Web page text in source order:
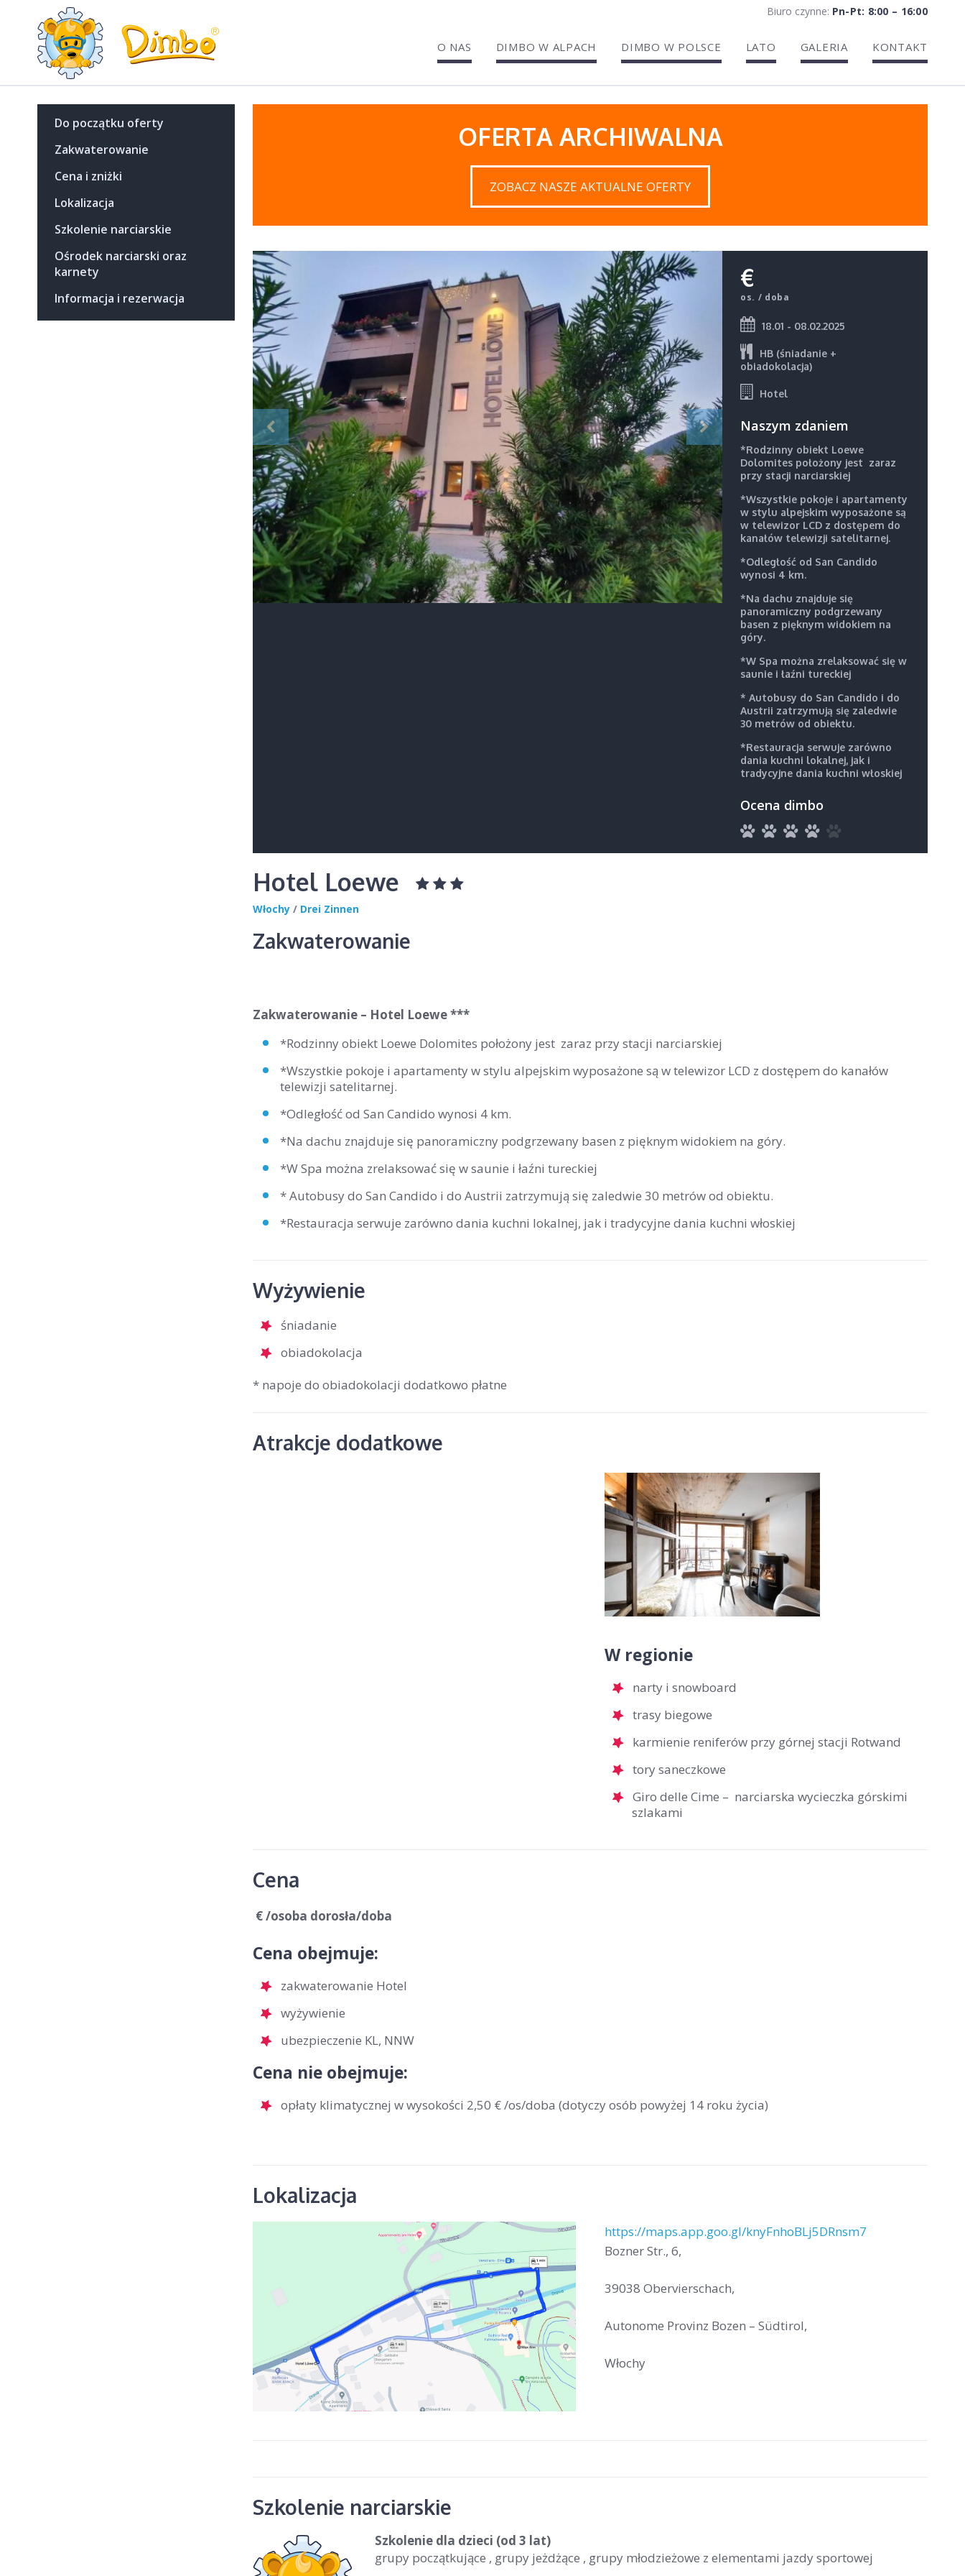
Biuro czynne: Pn-Pt: 8:00 – 16:00
O NAS DIMBO W ALPACH DIMBO W POLSCE LATO GALERIA KONTAKT
Do początku oferty
Zakwaterowanie
Cena i zniżki
Lokalizacja
Szkolenie narciarskie
Ośrodek narciarski oraz
karnety
Informacja i rezerwacja
OFERTA ARCHIWALNA
ZOBACZ NASZE AKTUALNE OFERTY
€
os. / doba
18.01 - 08.02.2025
HB (śniadanie +
obiadokolacja)
Hotel
Naszym zdaniem
*Rodzinny obiekt Loewe
Dolomites położony jest zaraz
przy stacji narciarskiej
*Wszystkie pokoje i apartamenty
w stylu alpejskim wyposażone są
w telewizor LCD z dostępem do
kanałów telewizji satelitarnej.
*Odległość od San Candido
wynosi 4 km.
*Na dachu znajduje się
panoramiczny podgrzewany
basen z pięknym widokiem na
góry.
*W Spa można zrelaksować się w
saunie i łaźni tureckiej
* Autobusy do San Candido i do
Austrii zatrzymują się zaledwie
30 metrów od obiektu.
*Restauracja serwuje zarówno
dania kuchni lokalnej, jak i
tradycyjne dania kuchni włoskiej
Ocena dimbo
Hotel Loewe
Włochy / Drei Zinnen
Zakwaterowanie
Zakwaterowanie – Hotel Loewe ***
*Rodzinny obiekt Loewe Dolomites położony jest zaraz przy stacji narciarskiej
*Wszystkie pokoje i apartamenty w stylu alpejskim wyposażone są w telewizor LCD z dostępem do kanałów
telewizji satelitarnej.
*Odległość od San Candido wynosi 4 km.
*Na dachu znajduje się panoramiczny podgrzewany basen z pięknym widokiem na góry.
*W Spa można zrelaksować się w saunie i łaźni tureckiej
* Autobusy do San Candido i do Austrii zatrzymują się zaledwie 30 metrów od obiektu.
*Restauracja serwuje zarówno dania kuchni lokalnej, jak i tradycyjne dania kuchni włoskiej
Wyżywienie
śniadanie
obiadokolacja
* napoje do obiadokolacji dodatkowo płatne
Atrakcje dodatkowe
W regionie
narty i snowboard
trasy biegowe
karmienie reniferów przy górnej stacji Rotwand
tory saneczkowe
Giro delle Cime – narciarska wycieczka górskimi
szlakami
Cena
€ /osoba dorosła/doba
Cena obejmuje:
zakwaterowanie Hotel
wyżywienie
ubezpieczenie KL, NNW
Cena nie obejmuje:
opłaty klimatycznej w wysokości 2,50 € /os/doba (dotyczy osób powyżej 14 roku życia)
Lokalizacja
https://maps.app.goo.gl/knyFnhoBLj5DRnsm7
Bozner Str., 6,
39038 Obervierschach,
Autonome Provinz Bozen – Südtirol,
Włochy
Szkolenie narciarskie
Szkolenie dla dzieci (od 3 lat)
grupy początkujące , grupy jeżdżące , grupy młodzieżowe z elementami jazdy sportowej